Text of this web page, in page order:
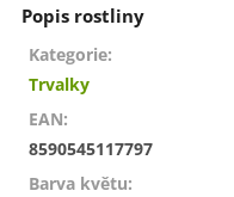
Kategorie:
Trvalky
EAN:
8590545117797
Barva květu: